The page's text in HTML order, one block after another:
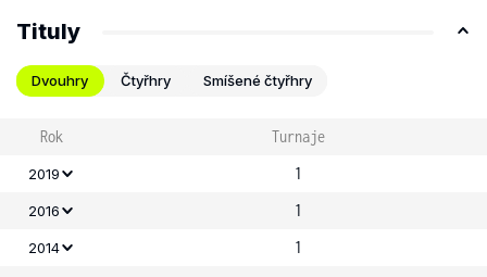
Tituly
Dvouhry Čtyřhry Smíšené čtyřhry
Rok Turnaje
2019 1
2016 1
2014 1